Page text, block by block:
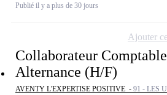
Publié il y a plus de 30 jours
Collaborateur
Alternance (H/F)
AVENTY L'EXPERTISE POSITIVE - 91 - LES
Ajouter